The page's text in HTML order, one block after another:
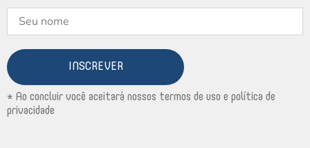
INSCREVER
* Ao concluir você aceitará nossos termos de uso e política de
privacidade